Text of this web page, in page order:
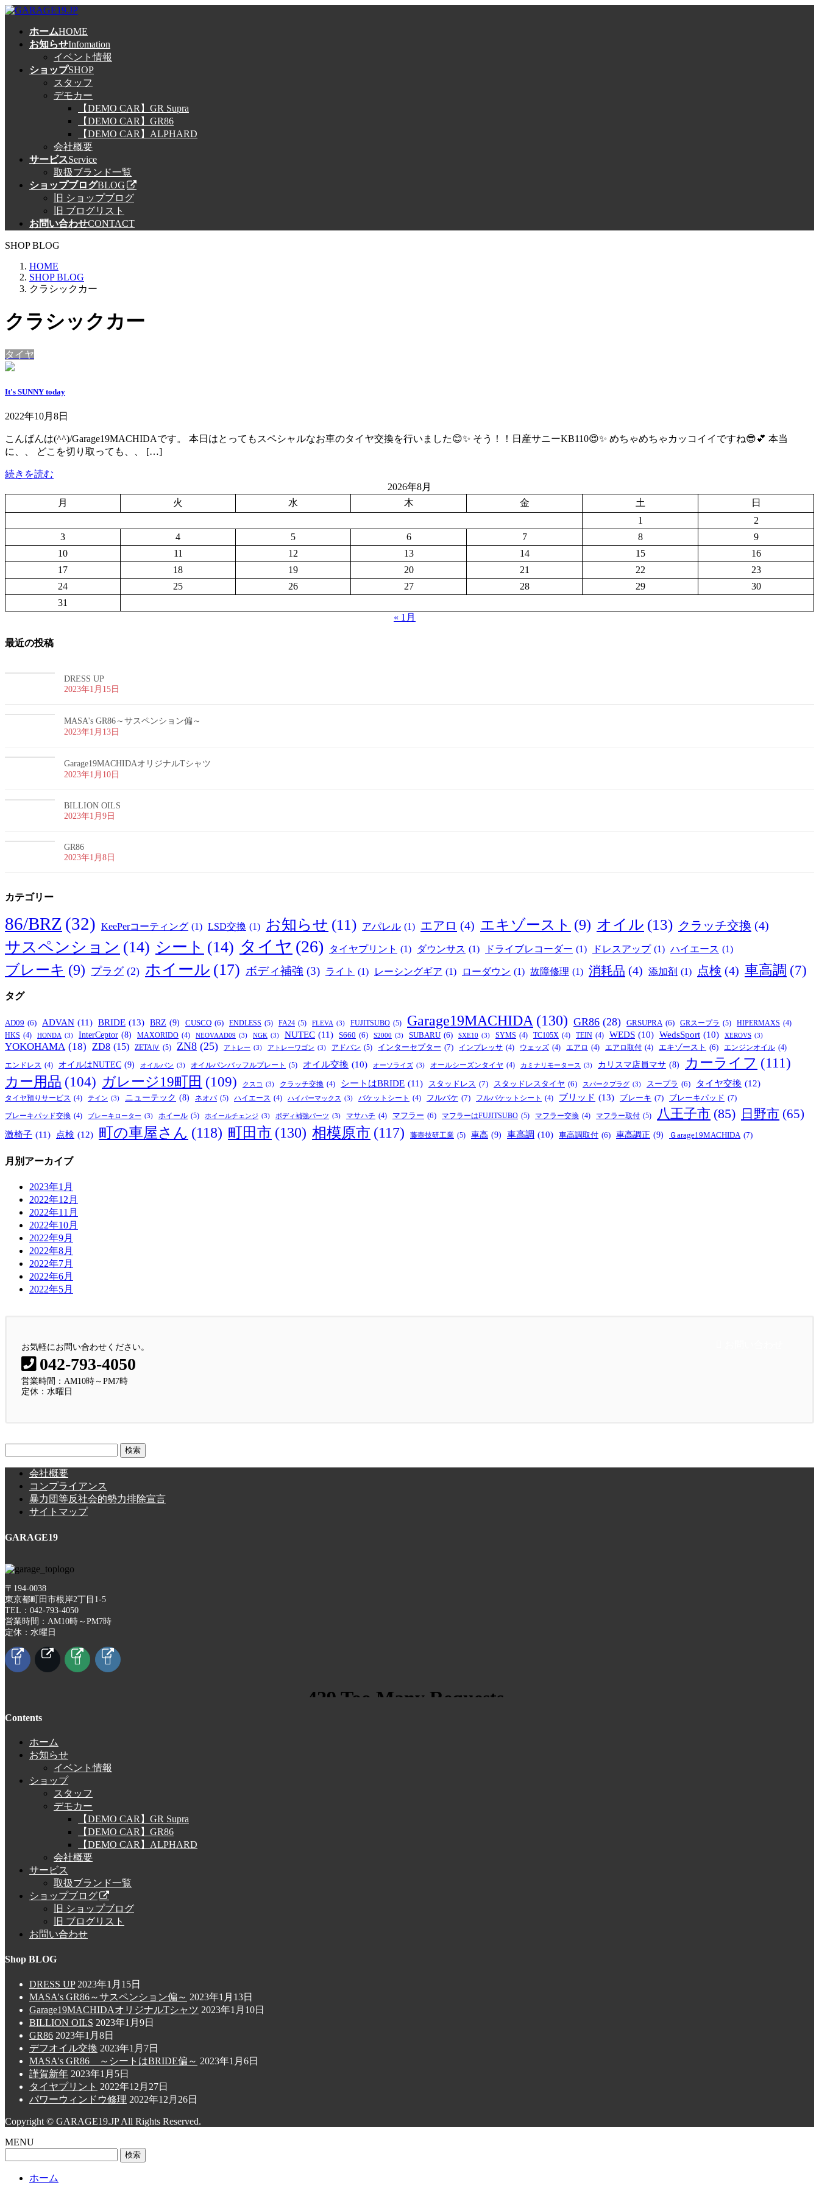
コ
ナ
ホームHOME
お知らせInfomation
イベント情報
ショップSHOP
スタッフ
デモカー
【DEMO CAR】GR Supra
【DEMO CAR】GR86
【DEMO CAR】ALPHARD
会社概要
サービスService
取扱ブランド一覧
ショップブログBLOG
旧 ショップブログ
旧 ブログリスト
お問い合わせCONTACT
SHOP BLOG
HOME
SHOP BLOG
クラシックカー
クラシックカー
タイヤ
It's SUNNY today
2022年10月8日
こんばんは(^^)/Garage19MACHIDAです。 本日はとってもスペシャルなお車のタイヤ交換を行いました😊✨ そう！！日産サニーKB110😍✨ めちゃめちゃカッコイイですね😎💕 本当
に、、 どこを切り取っても、、 […]
続きを読む
2026年8月
月
火 水 木 金 土
日
1
2
3
4 5 6 7 8
9
10
11 12 13 14 15
16
17
18 19 20 21 22
23
24
25 26 27 28 29
30
31
« 1月
最近の投稿
DRESS UP
2023年1月15日
MASA's GR86～サスペンション偏～
2023年1月13日
Garage19MACHIDAオリジナルTシャツ
2023年1月10日
BILLION OILS
2023年1月9日
GR86
2023年1月8日
カテゴリー
86/BRZ (32) KeePerコーティング (1) LSD交換 (1) お知らせ (11) アパレル (1) エアロ (4) エキゾースト (9) オイル (13) クラッチ交換 (4)
サスペンション (14) シート (14) タイヤ (26) タイヤプリント (1) ダウンサス (1) ドライブレコーダー (1) ドレスアップ (1) ハイエース (1)
ブレーキ (9) プラグ (2) ホイール (17) ボディ補強 (3) ライト (1) レーシングギア (1) ローダウン (1) 故障修理 (1) 消耗品 (4) 添加剤 (1) 点検 (4) 車高調 (7)
タグ
AD09 (6) ADVAN (11) BRIDE (13) BRZ (9) CUSCO (6) ENDLESS (5) FA24 (5) FLEVA (3) FUJITSUBO (5) Garage19MACHIDA (130) GR86 (28) GRSUPRA (6) GRスープラ (5) HIPERMAXS (4)
HKS (4) HONDA (3) InterCeptor (8) MAXORIDO (4) NEOVAAD09 (3) NGK (3) NUTEC (11) S660 (6) S2000 (3) SUBARU (6) SXE10 (3) SYMS (4) TC105X (4) TEIN (4) WEDS (10) WedsSport (10) XEROVS (3)
YOKOHAMA (18) ZD8 (15) ZETAⅣ (5) ZN8 (25) アトレー (3) アトレーワゴン (3) アドバン (5) インターセプター (7) インプレッサ (4) ウェッズ (4) エアロ (4) エアロ取付 (4) エキゾースト (6) エンジンオイル (4)
エンドレス (4) オイルはNUTEC (9) オイルパン (3) オイルパンバッフルプレート (5) オイル交換 (10) オーソライズ (3) オールシーズンタイヤ (4) カミナリモータース (3) カリスマ店員マサ (8) カーライフ (111)
カー用品 (104) ガレージ19町田 (109) クスコ (3) クラッチ交換 (4) シートはBRIDE (11) スタッドレス (7) スタッドレスタイヤ (6) スパークプラグ (3) スープラ (6) タイヤ交換 (12)
タイヤ預りサービス (4) テイン (3) ニューテック (8) ネオバ (5) ハイエース (4) ハイパーマックス (3) バケットシート (4) フルバケ (7) フルバケットシート (4) ブリッド (13) ブレーキ (7) ブレーキパッド (7)
ブレーキパッド交換 (4) ブレーキローター (3) ホイール (5) ホイールチェンジ (3) ボディ補強パーツ (3) マサハチ (4) マフラー (6) マフラーはFUJITSUBO (5) マフラー交換 (4) マフラー取付 (5) 八王子市 (85) 日野市 (65)
激椅子 (11) 点検 (12) 町の車屋さん (118) 町田市 (130) 相模原市 (117) 藤壺技研工業 (5) 車高 (9) 車高調 (10) 車高調取付 (6) 車高調正 (9) Ｇarage19MACHIDA (7)
月別アーカイブ
2023年1月
2022年12月
2022年11月
2022年10月
2022年9月
2022年8月
2022年7月
2022年6月
2022年5月
お気軽にお問い合わせください。
042-793-4050
営業時間：AM10時～PM7時
定休：水曜日
会社概要
コンプライアンス
暴力団等反社会的勢力排除宣言
サイトマップ
GARAGE19
〒194-0038
東京都町田市根岸2丁目1-5
TEL：042-793-4050
営業時間：AM10時～PM7時
定休：水曜日
Contents
ホーム
お知らせ
イベント情報
ショップ
スタッフ
デモカー
【DEMO CAR】GR Supra
【DEMO CAR】GR86
【DEMO CAR】ALPHARD
会社概要
サービス
取扱ブランド一覧
ショップブログ
旧 ショップブログ
旧 ブログリスト
お問い合わせ
Shop BLOG
DRESS UP 2023年1月15日
MASA's GR86～サスペンション偏～ 2023年1月13日
Garage19MACHIDAオリジナルTシャツ 2023年1月10日
BILLION OILS 2023年1月9日
GR86 2023年1月8日
デフオイル交換 2023年1月7日
MASA's GR86 ～シートはBRIDE偏～ 2023年1月6日
謹賀新年 2023年1月5日
タイヤプリント 2022年12月27日
パワーウィンドウ修理 2022年12月26日
Copyright © GARAGE19.JP All Rights Reserved.
MENU
ホーム